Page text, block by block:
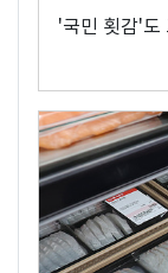
'국민 횟감'